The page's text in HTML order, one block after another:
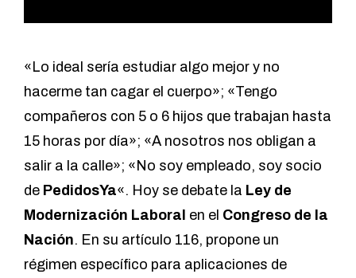
«Lo ideal sería estudiar algo mejor y no
hacerme tan cagar el cuerpo»; «Tengo
compañeros con 5 o 6 hijos que trabajan hasta
15 horas por día»; «A nosotros nos obligan a
salir a la calle»; «No soy empleado, soy socio
de PedidosYa«. Hoy se debate la Ley de
Modernización Laboral en el Congreso de la
Nación. En su artículo 116, propone un
régimen específico para aplicaciones de